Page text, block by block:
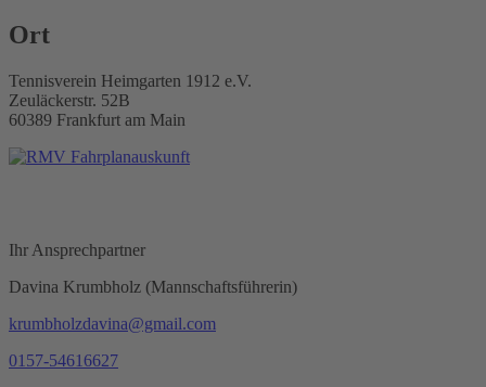
Ort
Tennisverein Heimgarten 1912 e.V.
Zeuläckerstr. 52B
60389 Frankfurt am Main
Ihr Ansprechpartner
Davina Krumbholz (Mannschaftsführerin)
krumbholzdavina@gmail.com
0157-54616627